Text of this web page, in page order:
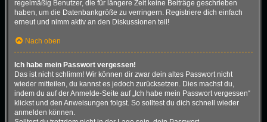
regelmäßig Benutzer, die für längere Zeit keine Beiträge geschrieben
haben, um die Datenbankgröße zu verringern. Registriere dich einfach
erneut und nimm aktiv an den Diskussionen teil!
Nach oben
Ich habe mein Passwort vergessen!
Das ist nicht schlimm! Wir können dir zwar dein altes Passwort nicht
wieder mitteilen, du kannst es jedoch zurücksetzen. Dies machst du,
indem du auf der Anmelde-Seite auf „Ich habe mein Passwort vergessen“
klickst und den Anweisungen folgst. So solltest du dich schnell wieder
anmelden können.